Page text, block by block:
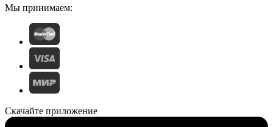
Мы принимаем:
Скачайте приложение